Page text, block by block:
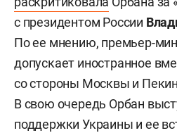
с президентом России
По ее мнению, премьер-
допускает иностранное
со стороны Москвы и
В свою очередь Орбан
поддержки Украины и ее